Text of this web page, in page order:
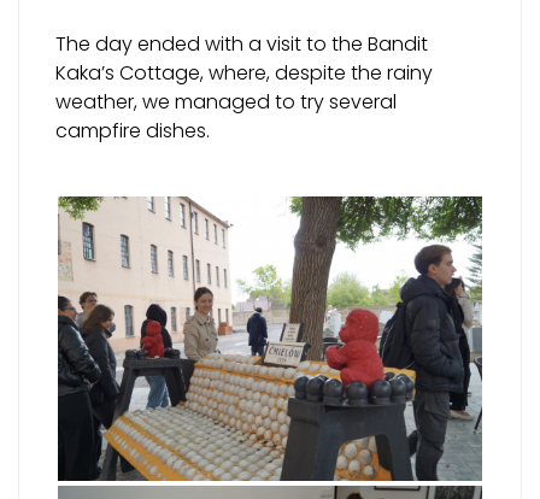
The day ended with a visit to the Bandit
Kaka’s Cottage, where, despite the rainy
weather, we managed to try several
campfire dishes.